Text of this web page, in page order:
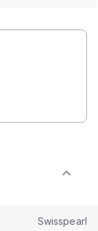
Swisspearl